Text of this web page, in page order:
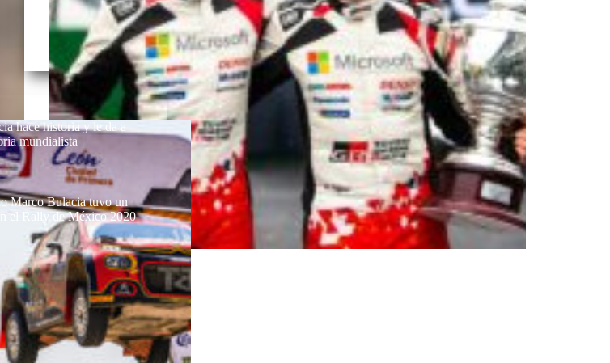
hace historia y le da a
mundialista
Marco Bulacia tuvo un
el Rally de México 2020